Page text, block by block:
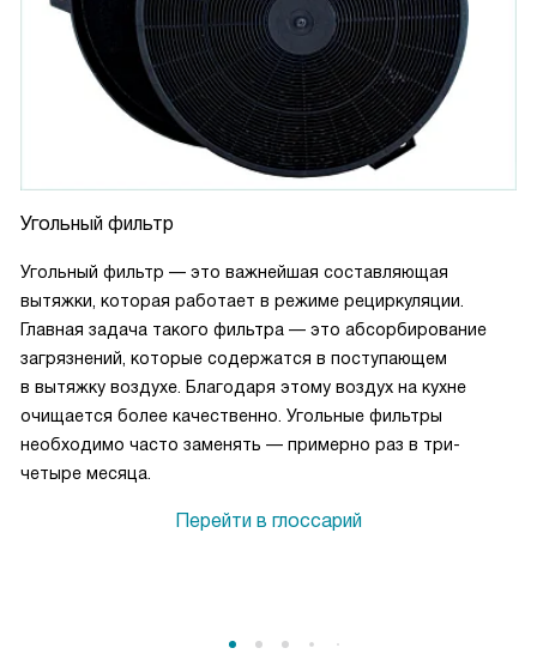
Угольный фильтр
Угольный фильтр — это важнейшая составляющая
вытяжки, которая работает в режиме рециркуляции.
Главная задача такого фильтра — это абсорбирование
загрязнений, которые содержатся в поступающем
в вытяжку воздухе. Благодаря этому воздух на кухне
очищается более качественно. Угольные фильтры
необходимо часто заменять — примерно раз в три-
четыре месяца.
Перейти в глоссарий